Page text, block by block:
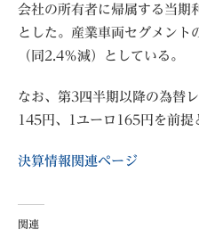
会社の所有者に帰属する当期
とした。産業車両セグメント
（同2.4％減）としている。
なお、第3四半期以降の為替
145円、1ユーロ165円を前提
決算情報関連ページ
関連